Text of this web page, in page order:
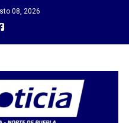
08, 2026